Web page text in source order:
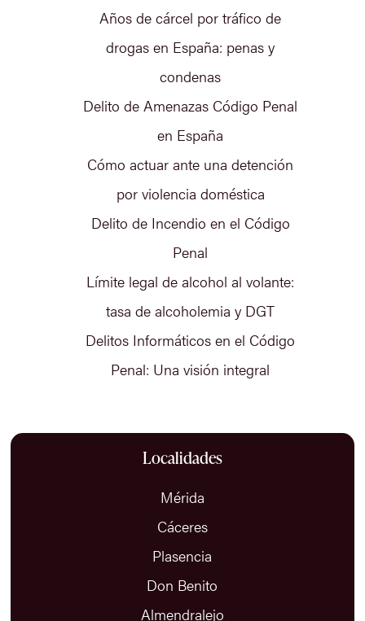
Años de cárcel por tráfico de
drogas en España: penas y
condenas
Delito de Amenazas Código Penal
en España
Cómo actuar ante una detención
por violencia doméstica
Delito de Incendio en el Código
Penal
Límite legal de alcohol al volante:
tasa de alcoholemia y DGT
Delitos Informáticos en el Código
Penal: Una visión integral
Localidades
Mérida
Cáceres
Plasencia
Don Benito
Almendralejo